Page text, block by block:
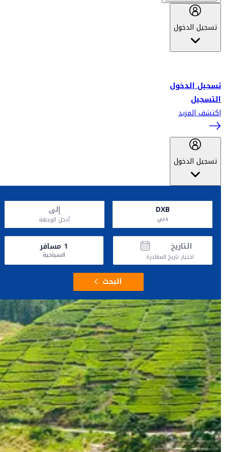
تسجيل الدخول
تسجيل الدخول
التسجيل
اكتشف المزيد
تسجيل الدخول
DXB
دبي
إلى
أدخل الوجهة
التاريخ
اختيار تاريخ المغادرة
1 مسافر
السياحية
البحث